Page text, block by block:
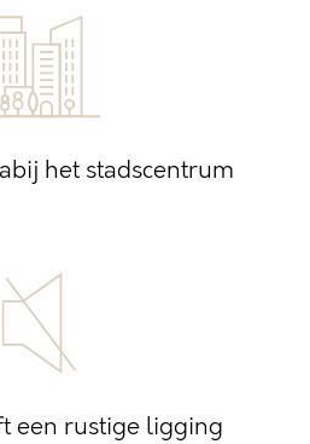
het stadscentrum
een rustige ligging